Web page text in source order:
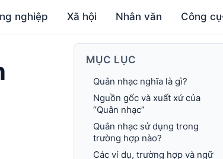
nghiệp Xã hội Nhân văn Công cụ
MỤC LỤC
Quân nhạc nghĩa là gì?
Nguồn gốc và xuất xứ của
“Quân nhạc”
Quân nhạc sử dụng trong
trường hợp nào?
Các ví dụ, trường hợp và ngữ